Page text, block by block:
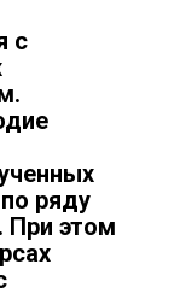
с
ряду
При этом